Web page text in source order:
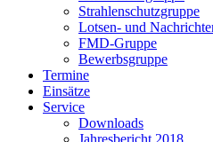
Strahlenschutzgruppe
Lotsen- und
FMD-Gruppe
Bewerbsgruppe
Termine
Einsätze
Service
Downloads
Jahresbericht 2018